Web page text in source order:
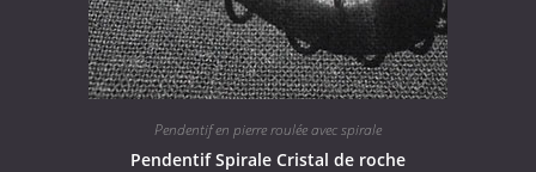
Pendentif en pierre roulée avec spirale
Pendentif Spirale Cristal de roche